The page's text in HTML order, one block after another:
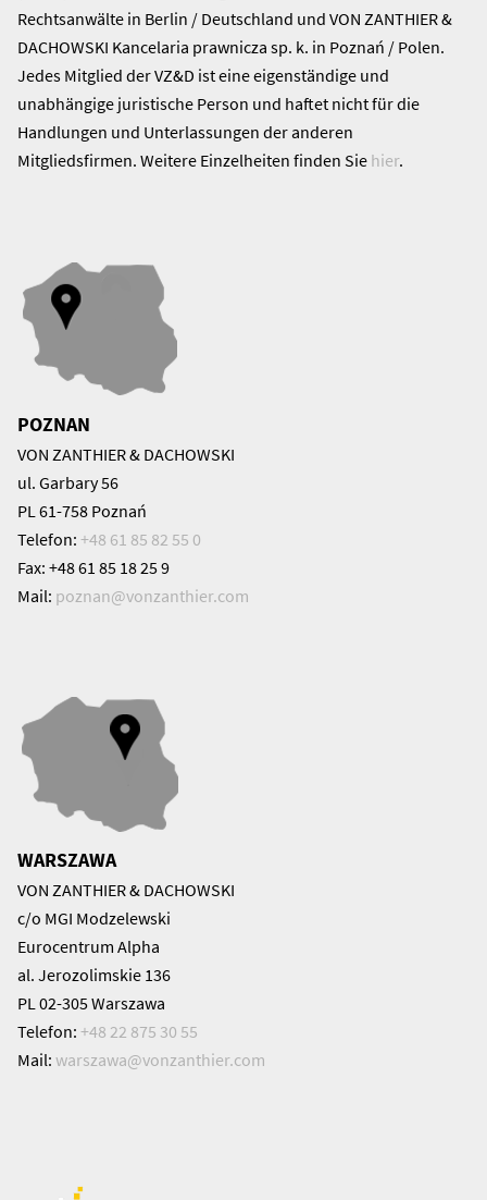
Rechtsanwälte in Berlin / Deutschland und VON ZANTHIER &
DACHOWSKI Kancelaria prawnicza sp. k. in Poznań / Polen.
Jedes Mitglied der VZ&D ist eine eigenständige und
unabhängige juristische Person und haftet nicht für die
Handlungen und Unterlassungen der anderen
Mitgliedsfirmen. Weitere Einzelheiten finden Sie hier.
POZNAN
VON ZANTHIER & DACHOWSKI
ul. Garbary 56
PL 61-758 Poznań
Telefon: +48 61 85 82 55 0
Fax: +48 61 85 18 25 9
Mail: poznan@vonzanthier.com
WARSZAWA
VON ZANTHIER & DACHOWSKI
c/o MGI Modzelewski
Eurocentrum Alpha
al. Jerozolimskie 136
PL 02-305 Warszawa
Telefon: +48 22 875 30 55
Mail: warszawa@vonzanthier.com